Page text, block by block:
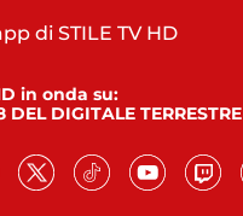
di STILE TV HD
in onda su:
DEL DIGITALE TERRESTRE